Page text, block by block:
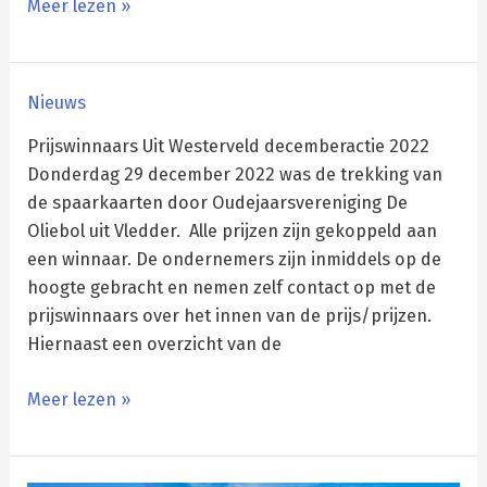
Meer lezen »
Nieuws
Prijswinnaars Uit Westerveld decemberactie 2022
Donderdag 29 december 2022 was de trekking van
de spaarkaarten door Oudejaarsvereniging De
Oliebol uit Vledder. Alle prijzen zijn gekoppeld aan
een winnaar. De ondernemers zijn inmiddels op de
hoogte gebracht en nemen zelf contact op met de
prijswinnaars over het innen van de prijs/prijzen.
Hiernaast een overzicht van de
Prijswinnaars
2022
Meer lezen »